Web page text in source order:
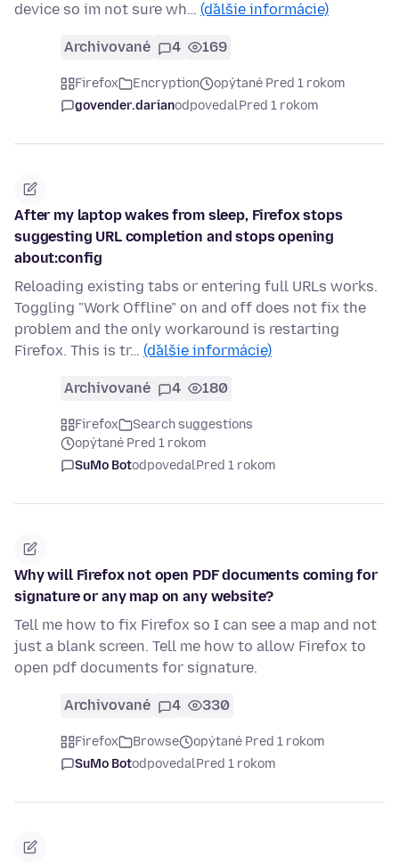
device so im not sure wh… (ďalšie informácie)
Archivované 4 169
Firefox Encryption
opýtané Pred 1 rokom
govender.darianodpovedalPred 1 rokom
After my laptop wakes from sleep, Firefox stops
suggesting URL completion and stops opening
about:config
Reloading existing tabs or entering full URLs works.
Toggling "Work Offline" on and off does not fix the
problem and the only workaround is restarting
Firefox. This is tr… (ďalšie informácie)
Archivované 4 180
Firefox
Search suggestions
opýtané Pred 1 rokom
SuMo BotodpovedalPred 1 rokom
Why will Firefox not open PDF documents coming for
signature or any map on any website?
Tell me how to fix Firefox so I can see a map and not
just a blank screen. Tell me how to allow Firefox to
open pdf documents for signature.
Archivované 4 330
Firefox Browse
opýtané Pred 1 rokom
SuMo BotodpovedalPred 1 rokom